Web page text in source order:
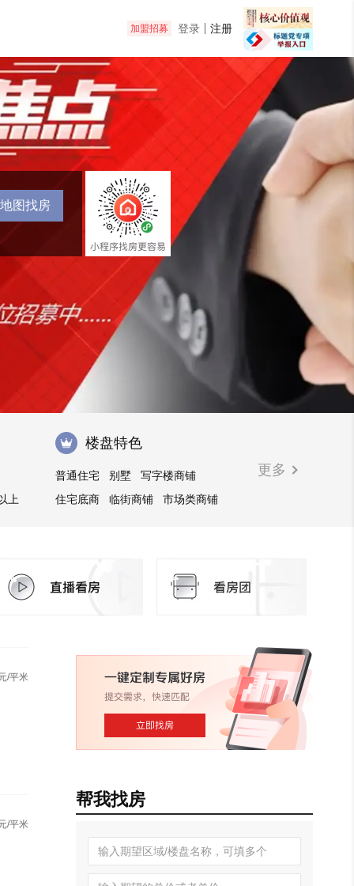
加盟招募 登录 注册
地图找房
上
楼盘特色
普通住宅 别墅
写字楼商铺
住宅底商
临街商铺
市场类商铺
更多
/平米
/平米
帮我找房